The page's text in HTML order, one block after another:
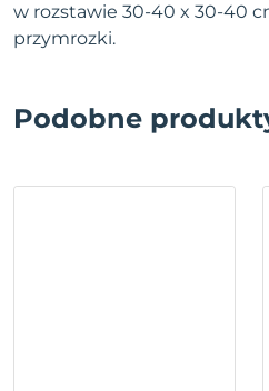
w rozstawie 30-40 x 30-40
przymrozki.
Podobne